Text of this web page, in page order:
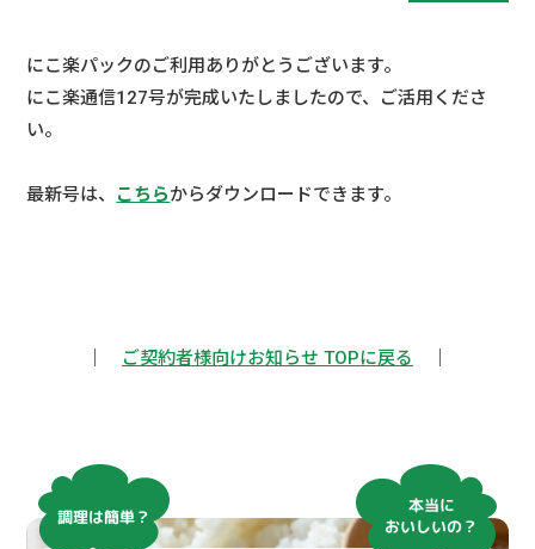
にこ楽パックのご利用ありがとうございます。
にこ楽通信127号が完成いたしましたので、ご活用くださ
い。
最新号は、 こちらからダウンロードできます。
ご契約者様向けお知らせ TOPに戻る
調理は簡単？
本当に
おいしいの？